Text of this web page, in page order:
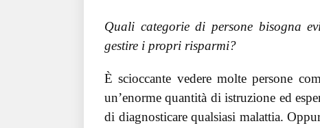
Quali categorie di persone bisogna
gestire i propri risparmi?
È scioccante vedere molte persone
un’enorme quantità di istruzione ed
di diagnosticare qualsiasi malattia.